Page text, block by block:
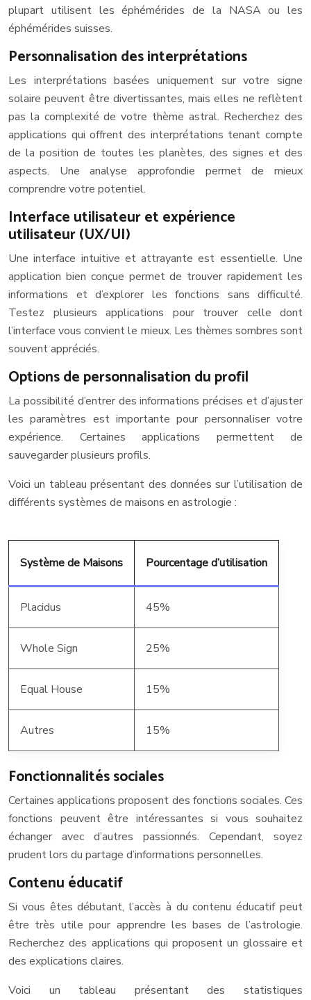
plupart utilisent les éphémérides de la NASA ou les
éphémérides suisses.
Personnalisation des interprétations
Les interprétations basées uniquement sur votre signe
solaire peuvent être divertissantes, mais elles ne reflètent
pas la complexité de votre thème astral. Recherchez des
applications qui offrent des interprétations tenant compte
de la position de toutes les planètes, des signes et des
aspects. Une analyse approfondie permet de mieux
comprendre votre potentiel.
Interface utilisateur et expérience
utilisateur (UX/UI)
Une interface intuitive et attrayante est essentielle. Une
application bien conçue permet de trouver rapidement les
informations et d’explorer les fonctions sans difficulté.
Testez plusieurs applications pour trouver celle dont
l’interface vous convient le mieux. Les thèmes sombres sont
souvent appréciés.
Options de personnalisation du profil
La possibilité d’entrer des informations précises et d’ajuster
les paramètres est importante pour personnaliser votre
expérience. Certaines applications permettent de
sauvegarder plusieurs profils.
Voici un tableau présentant des données sur l’utilisation de
différents systèmes de maisons en astrologie :
Système de Maisons Pourcentage d’utilisation
Placidus 45%
Whole Sign 25%
Equal House 15%
Autres 15%
Fonctionnalités sociales
Certaines applications proposent des fonctions sociales. Ces
fonctions peuvent être intéressantes si vous souhaitez
échanger avec d’autres passionnés. Cependant, soyez
prudent lors du partage d’informations personnelles.
Contenu éducatif
Si vous êtes débutant, l’accès à du contenu éducatif peut
être très utile pour apprendre les bases de l’astrologie.
Recherchez des applications qui proposent un glossaire et
des explications claires.
Voici un tableau présentant des statistiques